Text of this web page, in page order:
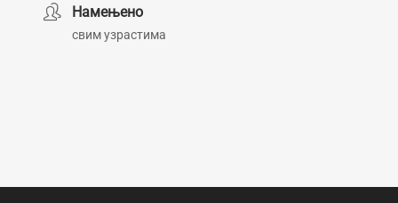
Намењено
свим узрастима